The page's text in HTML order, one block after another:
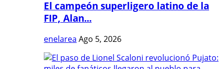
El campeón superligero latino de la
FIP, Alan...
enelarea Ago 5, 2026